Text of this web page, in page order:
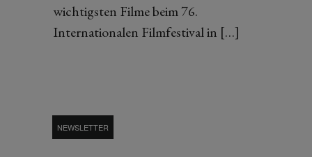
wichtigsten Filme beim 76.
Internationalen Filmfestival in […]
NEWSLETTER